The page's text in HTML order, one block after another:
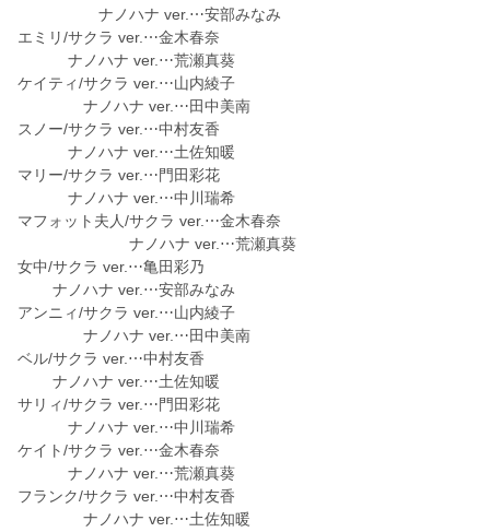
ナノハナ ver.⋯安部みなみ
エミリ/サクラ ver.⋯金木春奈
ナノハナ ver.⋯荒瀬真葵
ケイティ/サクラ ver.⋯山内綾子
ナノハナ ver.⋯田中美南
スノー/サクラ ver.⋯中村友香
ナノハナ ver.⋯土佐知暖
マリー/サクラ ver.⋯門田彩花
ナノハナ ver.⋯中川瑞希
マフォット夫人/サクラ ver.⋯金木春奈
ナノハナ ver.⋯荒瀬真葵
女中/サクラ ver.⋯亀田彩乃
ナノハナ ver.⋯安部みなみ
アンニィ/サクラ ver.⋯山内綾子
ナノハナ ver.⋯田中美南
ベル/サクラ ver.⋯中村友香
ナノハナ ver.⋯土佐知暖
サリィ/サクラ ver.⋯門田彩花
ナノハナ ver.⋯中川瑞希
ケイト/サクラ ver.⋯金木春奈
ナノハナ ver.⋯荒瀬真葵
フランク/サクラ ver.⋯中村友香
ナノハナ ver.⋯土佐知暖